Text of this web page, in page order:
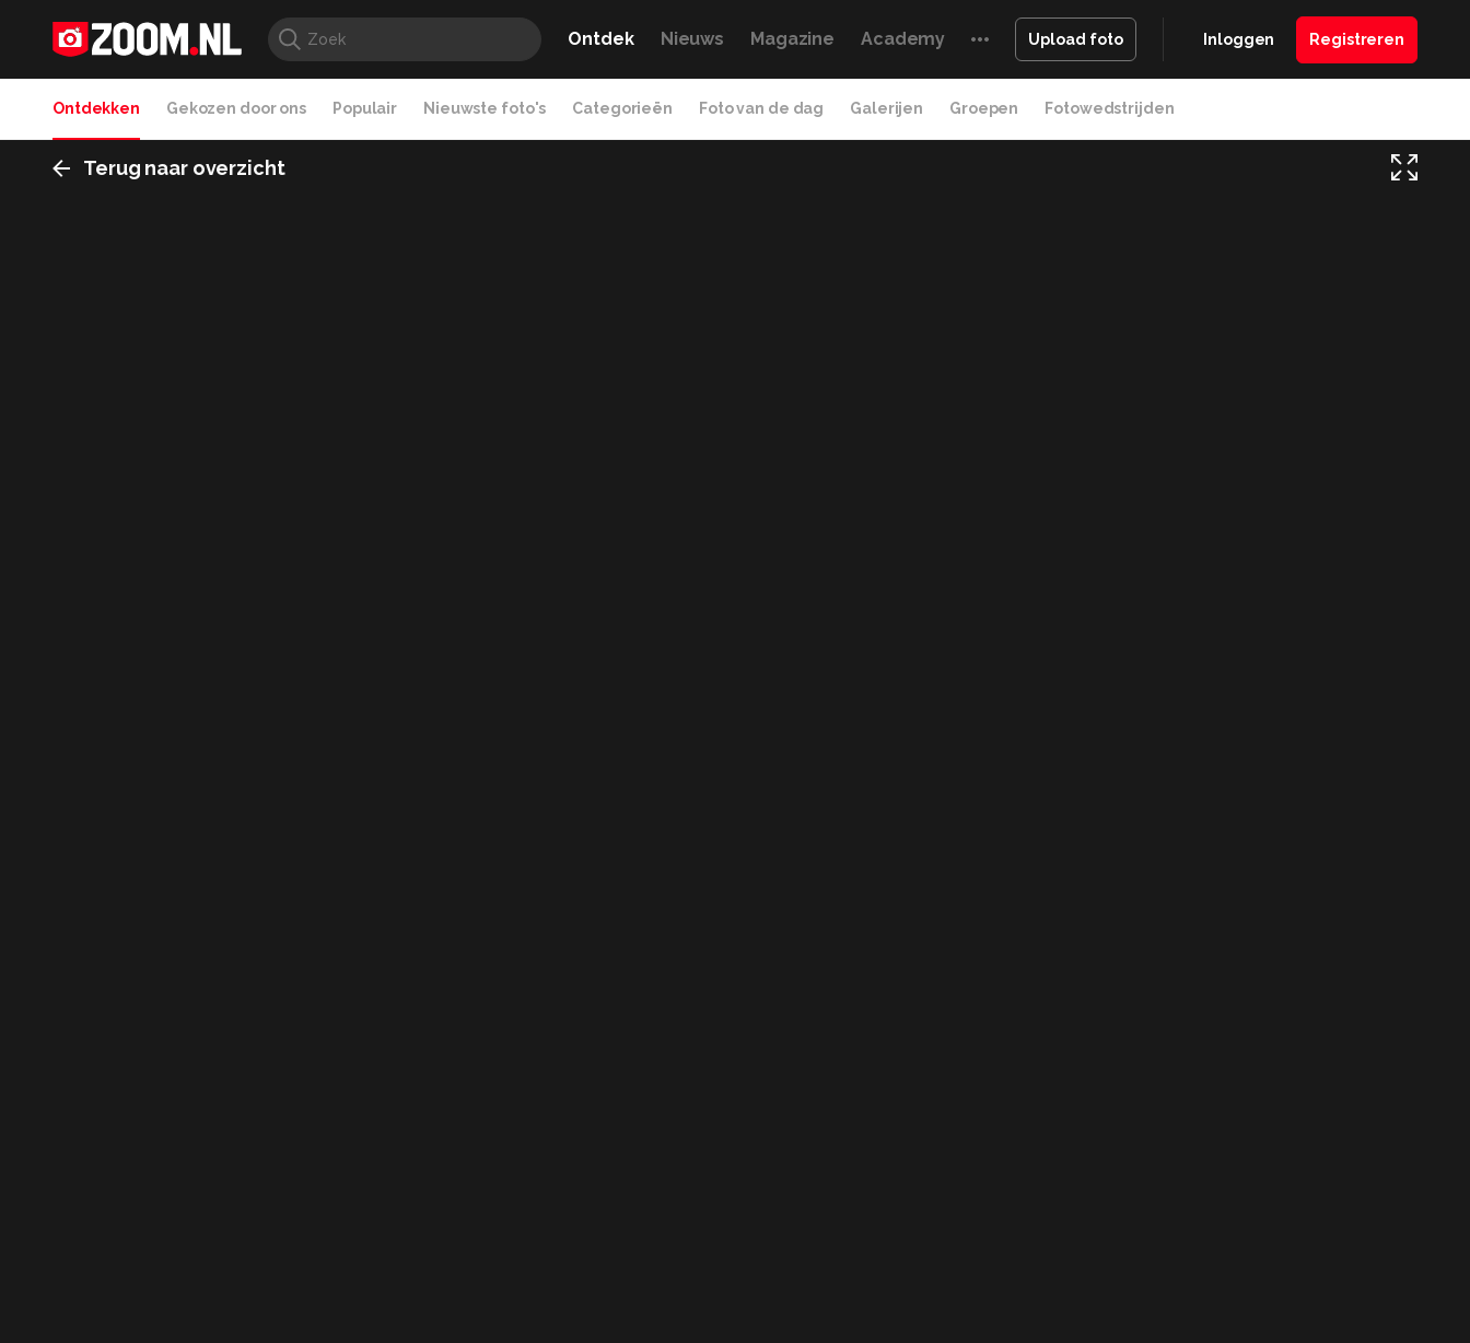
Ontdek Nieuws Magazine Academy Upload foto Inloggen Registreren
Ontdekken Gekozen door ons Populair Nieuwste foto's Categorieën Foto van de dag Galerijen Groepen Fotowedstrijden
Terug naar overzicht